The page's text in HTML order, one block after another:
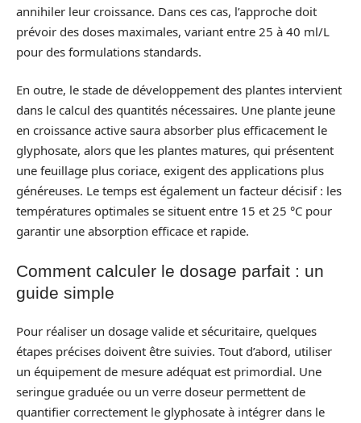
annihiler leur croissance. Dans ces cas, l’approche doit
prévoir des doses maximales, variant entre 25 à 40 ml/L
pour des formulations standards.
En outre, le stade de développement des plantes intervient
dans le calcul des quantités nécessaires. Une plante jeune
en croissance active saura absorber plus efficacement le
glyphosate, alors que les plantes matures, qui présentent
une feuillage plus coriace, exigent des applications plus
généreuses. Le temps est également un facteur décisif : les
températures optimales se situent entre 15 et 25 °C pour
garantir une absorption efficace et rapide.
Comment calculer le dosage parfait : un
guide simple
Pour réaliser un dosage valide et sécuritaire, quelques
étapes précises doivent être suivies. Tout d’abord, utiliser
un équipement de mesure adéquat est primordial. Une
seringue graduée ou un verre doseur permettent de
quantifier correctement le glyphosate à intégrer dans le